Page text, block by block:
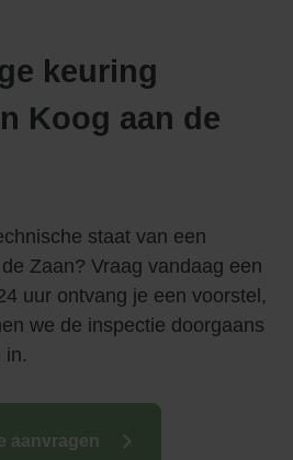
keuring
Koog aan de
staat van een
Zaan? Vraag vandaag een
uur ontvang je een voorstel,
we de inspectie doorgaans
in.
aanvragen